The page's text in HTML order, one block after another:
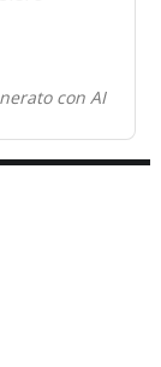
con AI